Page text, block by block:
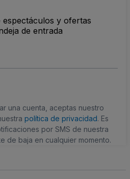
espectáculos y ofertas
de entrada
una cuenta, aceptas nuestro
política de privacidad. Es
por SMS de nuestra
de baja en cualquier momento.